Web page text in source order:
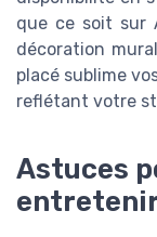
que ce soit sur
décoration
placé sublime
reflétant votre
Astuces